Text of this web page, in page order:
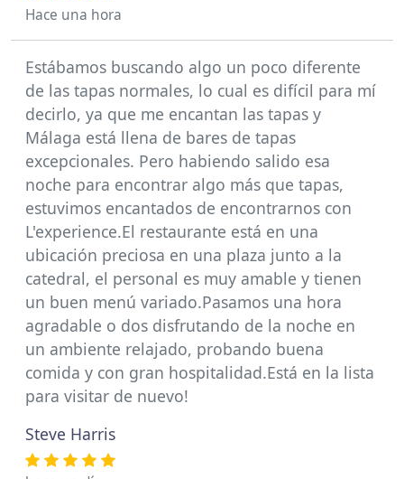
Hace una hora
Estábamos buscando algo un poco diferente
de las tapas normales, lo cual es difícil para mí
decirlo, ya que me encantan las tapas y
Málaga está llena de bares de tapas
excepcionales. Pero habiendo salido esa
noche para encontrar algo más que tapas,
estuvimos encantados de encontrarnos con
L'experience.El restaurante está en una
ubicación preciosa en una plaza junto a la
catedral, el personal es muy amable y tienen
un buen menú variado.Pasamos una hora
agradable o dos disfrutando de la noche en
un ambiente relajado, probando buena
comida y con gran hospitalidad.Está en la lista
para visitar de nuevo!
Steve Harris